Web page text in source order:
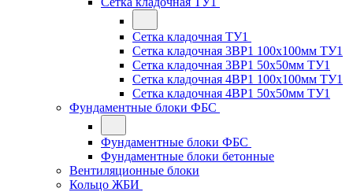
Сетка кладочная ТУ1
Сетка кладочная 3ВР1 100x100мм ТУ1
Сетка кладочная 3ВР1 50x50мм ТУ1
Сетка кладочная 4ВР1 100x100мм ТУ1
Сетка кладочная 4ВР1 50x50мм ТУ1
Фундаментные блоки ФБС
Фундаментные блоки ФБС
Фундаментные блоки бетонные
Вентиляционные блоки
Кольцо ЖБИ